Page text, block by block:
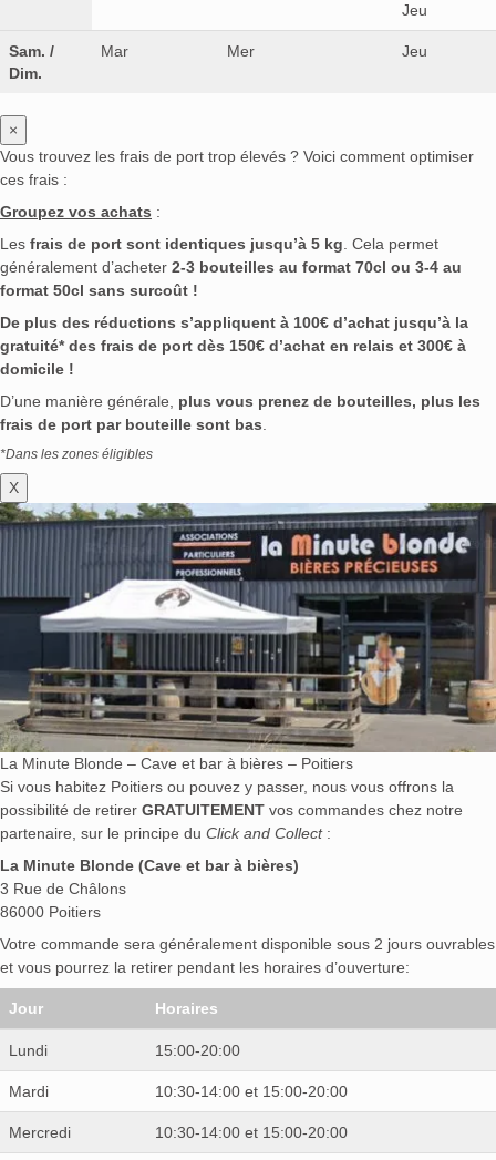
Jeu
Sam. /
Dim.
Mar Mer Jeu
×
Vous trouvez les frais de port trop élevés ? Voici comment optimiser
ces frais :
Groupez vos achats :
Les frais de port sont identiques jusqu’à 5 kg . Cela permet
généralement d’acheter 2-3 bouteilles au format 70cl ou 3-4 au
format 50cl sans surcoût !
De plus des réductions s’appliquent à 100€ d’achat jusqu’à la
gratuité* des frais de port dès 150€ d’achat en relais et 300€ à
domicile !
D’une manière générale, plus vous prenez de bouteilles, plus les
frais de port par bouteille sont bas
*Dans les zones éligibles
X
La Minute Blonde – Cave et bar à bières – Poitiers
Si vous habitez Poitiers ou pouvez y passer, nous vous offrons la
possibilité de retirer GRATUITEMENT vos commandes chez notre
partenaire, sur le principe du Click and Collect:
La Minute Blonde (Cave et bar à bières)
3 Rue de Châlons
86000 Poitiers
Votre commande sera généralement disponible sous 2 jours ouvrables
et vous pourrez la retirer pendant les horaires d’ouverture:
Jour Horaires
Lundi 15:00-20:00
Mardi 10:30-14:00 et 15:00-20:00
Mercredi 10:30-14:00 et 15:00-20:00